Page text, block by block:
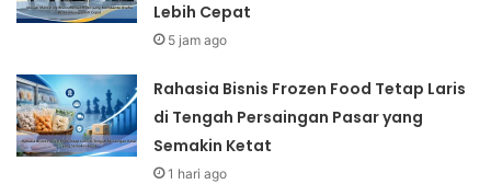
Lebih Cepat
5 jam ago
Rahasia Bisnis Frozen Food Tetap Laris
di Tengah Persaingan Pasar yang
Semakin Ketat
1 hari ago